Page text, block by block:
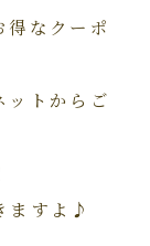
得なクーポ
ットからご
ますよ♪